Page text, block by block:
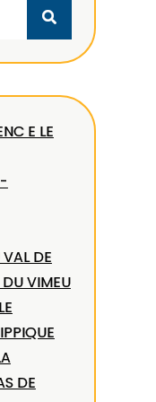
C E LE
DE
VIMEU
DE